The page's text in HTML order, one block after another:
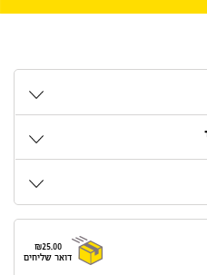
₪25.00
דואר שליחים